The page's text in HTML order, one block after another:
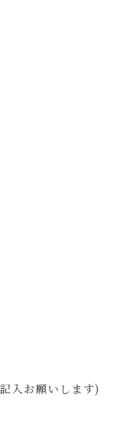
入お願いします)